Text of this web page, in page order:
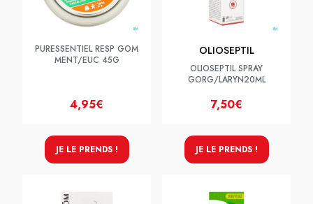
PURESSENTIEL RESP GOM
MENT/EUC 45G
4,95€
JE LE PRENDS !
OLIOSEPTIL
OLIOSEPTIL SPRAY
GORG/LARYN20ML
7,50€
JE LE PRENDS !